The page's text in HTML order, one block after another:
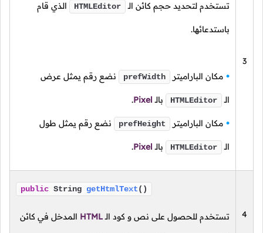
3
تستخدم لتحديد حجم كائن الـ HTMLEditor الذي قام
باستدعائها.
مكان الباراميتر prefWidth نضع رقم يمثل عرض
الـ HTMLEditor بالـ Pixel
.
مكان الباراميتر prefHeight نضع رقم يمثل طول
الـ HTMLEditor بالـ Pixel
.
4
public String getHtmlText()
تستخدم للحصول على نص و كود الـHTML المدخل في كائن